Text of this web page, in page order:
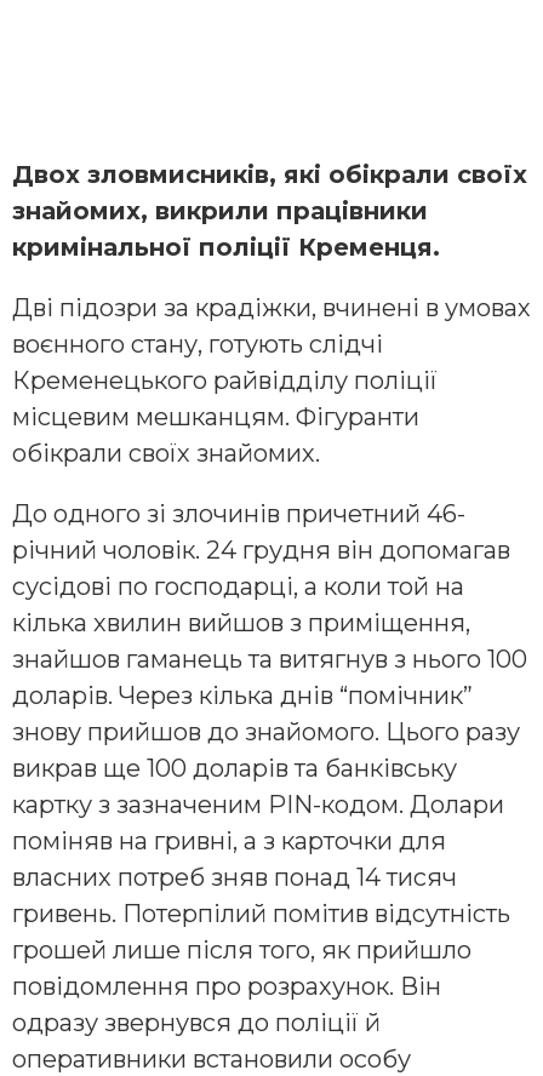
Двох зловмисників, які обікрали своїх
знайомих, викрили працівники
кримінальної поліції Кременця.
Дві підозри за крадіжки, вчинені в умовах
воєнного стану, готують слідчі
Кременецького райвідділу поліції
місцевим мешканцям. Фігуранти
обікрали своїх знайомих.
До одного зі злочинів причетний 46-
річний чоловік. 24 грудня він допомагав
сусідові по господарці, а коли той на
кілька хвилин вийшов з приміщення,
знайшов гаманець та витягнув з нього 100
доларів. Через кілька днів “помічник”
знову прийшов до знайомого. Цього разу
викрав ще 100 доларів та банківську
картку з зазначеним PIN-кодом. Долари
поміняв на гривні, а з карточки для
власних потреб зняв понад 14 тисяч
гривень. Потерпілий помітив відсутність
грошей лише після того, як прийшло
повідомлення про розрахунок. Він
одразу звернувся до поліції й
оперативники встановили особу